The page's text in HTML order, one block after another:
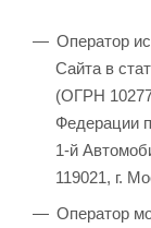
Оператор
Сайта в
(ОГРН
Федерации
1-й
119021, г.
Оператор